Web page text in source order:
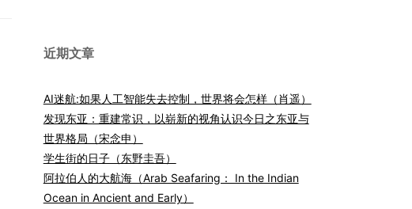
近期文章
AI迷航:如果人工智能失去控制，世界将会怎样（肖遥）
发现东亚：重建常识，以崭新的视角认识今日之东亚与
世界格局（宋念申）
学生街的日子（东野圭吾）
阿拉伯人的大航海（Arab Seafaring： In the Indian
Ocean in Ancient and Early）